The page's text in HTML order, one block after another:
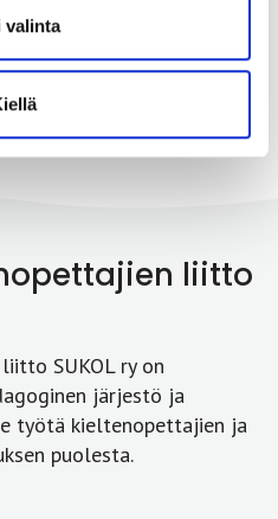
valinta
7
liitto
SUKOL ry on
järjestö ja
työtä kieltenopettajien ja
puolesta.